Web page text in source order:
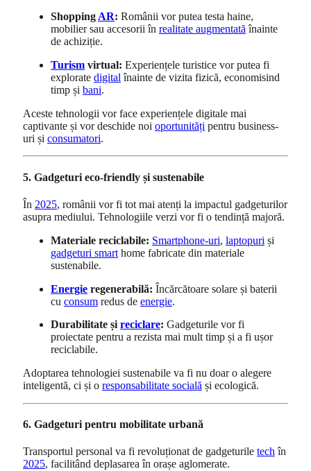
Shopping AR: Românii vor putea testa haine,
mobilier sau accesorii în realitate augmentată înainte
de achiziție.
Turism virtual: Experiențele turistice vor putea fi
explorate digital înainte de vizita fizică, economisind
timp și bani.
Aceste tehnologii vor face experiențele digitale mai
captivante și vor deschide noi oportunități pentru business-
uri și consumatori.
5. Gadgeturi eco-friendly și sustenabile
În 2025, românii vor fi tot mai atenți la impactul gadgeturilor
asupra mediului. Tehnologiile verzi vor fi o tendință majoră.
Materiale reciclabile: Smartphone-uri, laptopuri și
gadgeturi smart home fabricate din materiale
sustenabile.
Energie regenerabilă: Încărcătoare solare și baterii
cu consum redus de energie.
Durabilitate și reciclare: Gadgeturile vor fi
proiectate pentru a rezista mai mult timp și a fi ușor
reciclabile.
Adoptarea tehnologiei sustenabile va fi nu doar o alegere
inteligentă, ci și o responsabilitate socială și ecologică.
6. Gadgeturi pentru mobilitate urbană
Transportul personal va fi revoluționat de gadgeturile tech în
2025, facilitând deplasarea în orașe aglomerate.